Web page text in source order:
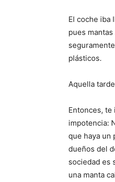
El coche iba
pues
plásticos.
Aquella
Entonces,
impotencia:
que haya un
dueños del
sociedad es
una manta